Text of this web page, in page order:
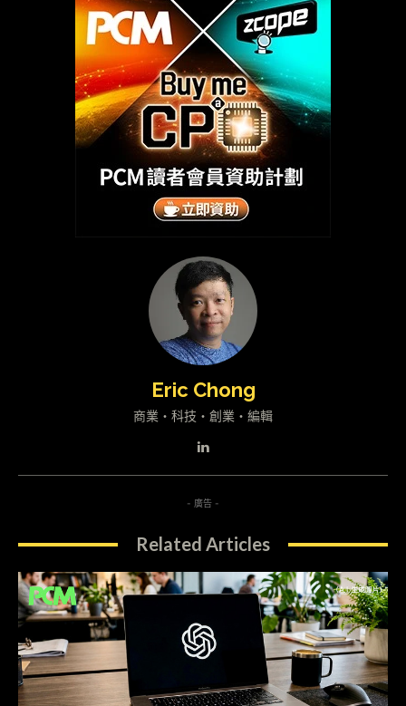
Eric Chong
商業・科技・創業・編輯
- 廣告 -
Related Articles